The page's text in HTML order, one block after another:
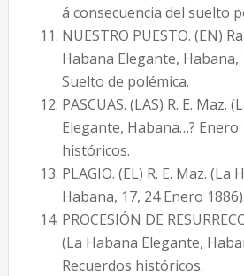
á consecuencia del suelto
NUESTRO PUESTO. (EN)
Habana Elegante, Habana,
Suelto de polémica.
PASCUAS. (LAS) R. E. Maz.
Elegante, Habana…? Enero
históricos.
PLAGIO. (EL) R. E. Maz. (La
Habana, 17, 24 Enero 1886).
PROCESIÓN DE
(La Habana Elegante,
Recuerdos históricos.